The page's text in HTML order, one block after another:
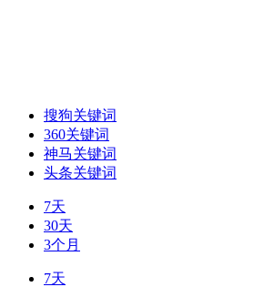
搜狗关键词
360关键词
神马关键词
头条关键词
7天
30天
3个月
7天